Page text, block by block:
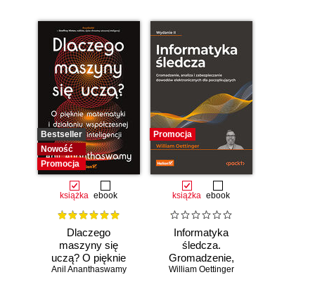
Bestseller
Nowość
Promocja
książka ebook
Dlaczego
maszyny się
uczą? O pięknie
matematyki i
Anil Ananthaswamy
Promocja
książka ebook
Informatyka
śledcza.
Gromadzenie,
analiza i
William Oettinger